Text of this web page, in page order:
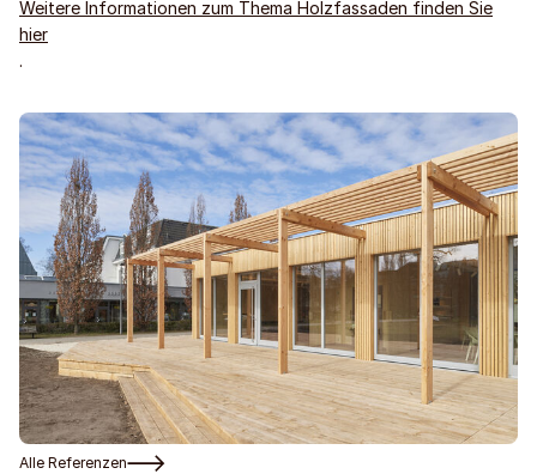
Weitere Informationen zum Thema Holzfassaden finden Sie
hier
.
Alle Referenzen